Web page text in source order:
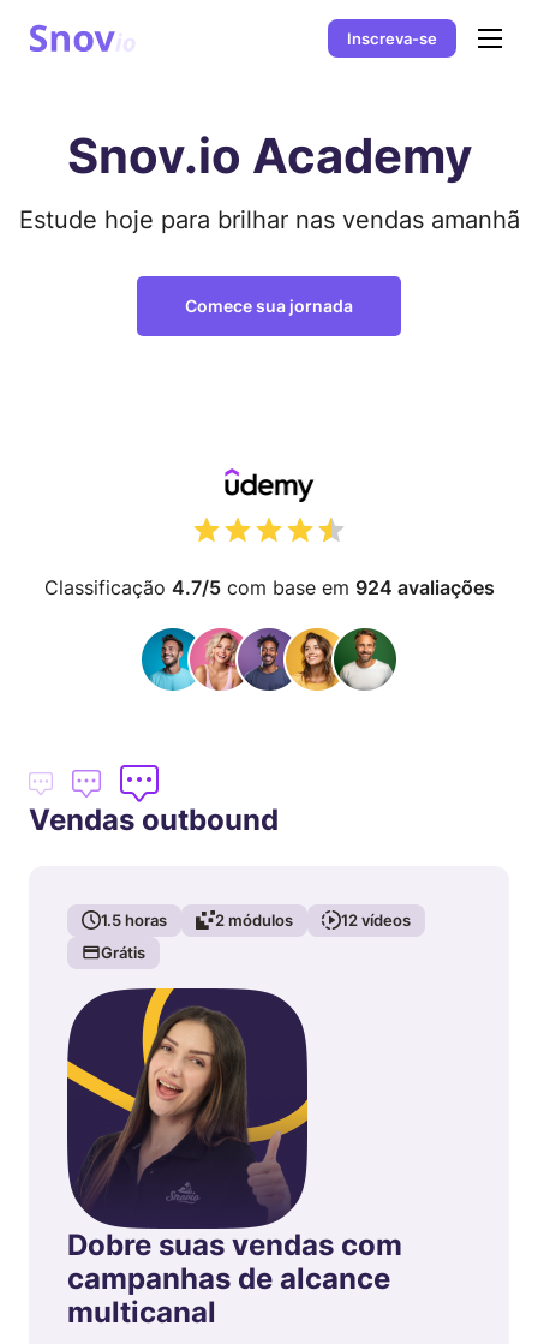
Inscreva-se
Snov.io Academy
Estude hoje para brilhar nas vendas amanhã
Comece sua jornada
Classificação 4.7/5com base em 924 avaliações
Vendas outbound
1.5horas 2módulos 12vídeos
Grátis
Dobre suas vendas com
campanhas de alcance
multicanal